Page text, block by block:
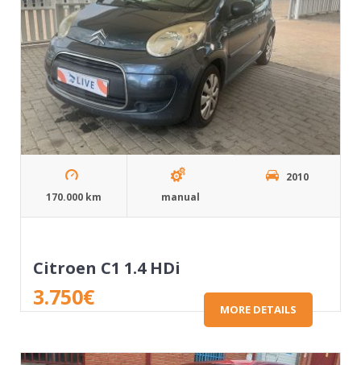
170.000 km manual
2010
Citroen C1 1.4 HDi
3.750€ MORE DETAILS